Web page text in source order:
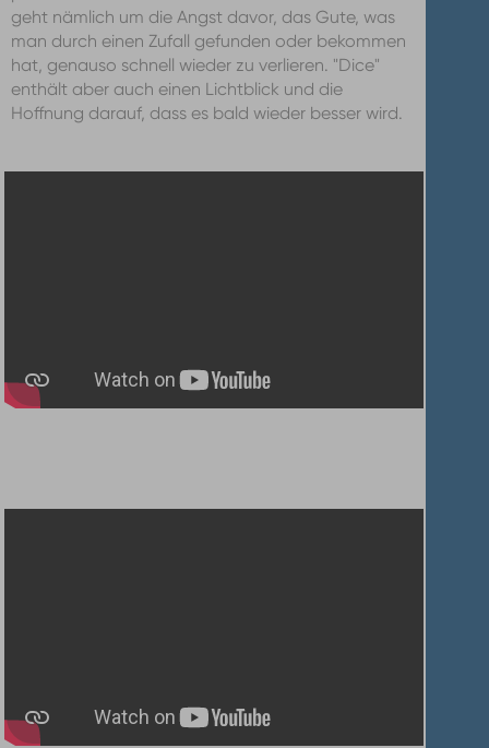
geht nämlich um die Angst davor, das Gute, was
man durch einen Zufall gefunden oder bekommen
hat, genauso schnell wieder zu verlieren. "Dice"
enthält aber auch einen Lichtblick und die
Hoffnung darauf, dass es bald wieder besser wird.